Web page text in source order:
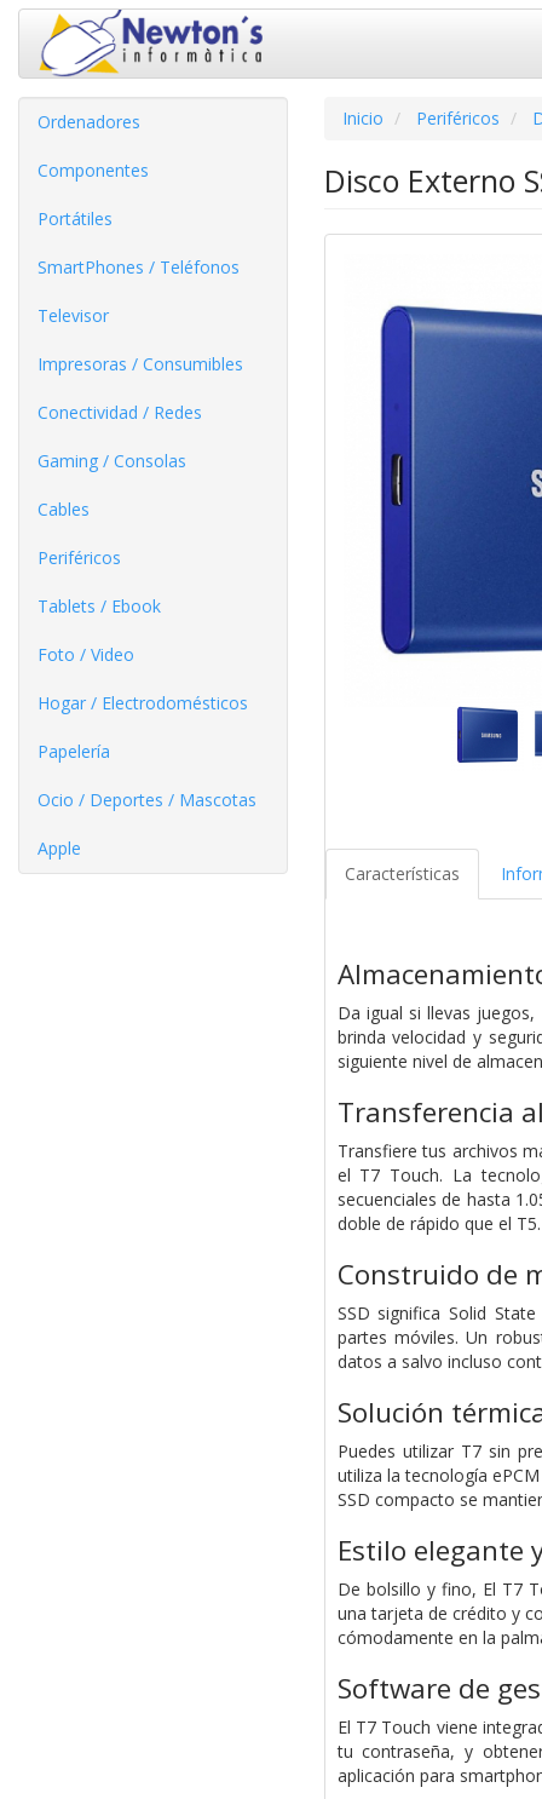
Ordenadores
Componentes
Portátiles
SmartPhones / Teléfonos
Televisor
Impresoras / Consumibles
Conectividad / Redes
Gaming / Consolas
Cables
Periféricos
Tablets / Ebook
Foto / Video
Hogar / Electrodomésticos
Papelería
Ocio / Deportes / Mascotas
Apple
Inicio Periféricos
Disco Externo
Características
Da igual si llevas
brinda velocidad y
siguiente nivel de
Transferencia
Transfiere tus archivos
el T7 Touch. La
secuenciales de hasta
doble de rápido que el T5.
Construido de
SSD significa Solid
partes móviles. Un
datos a salvo incluso
Solución
Puedes utilizar T7 sin
utiliza la tecnología
SSD compacto se
Estilo elegante
De bolsillo y fino, El T7
una tarjeta de crédito y
cómodamente en la
Software de
El T7 Touch viene
tu contraseña, y
aplicación para